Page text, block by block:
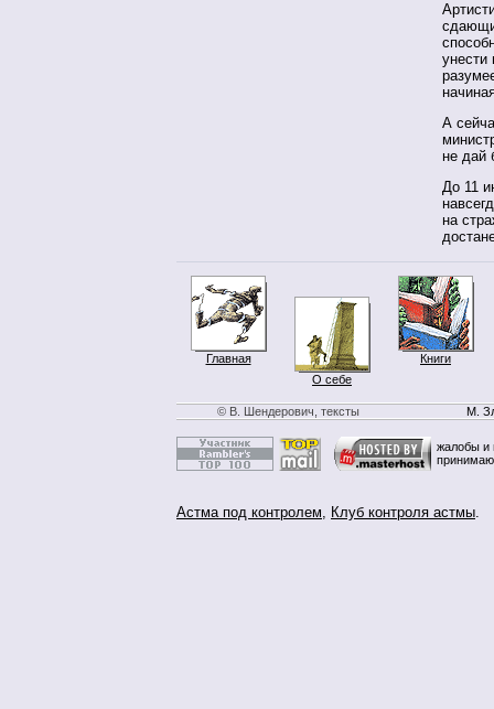
А
не дай
До 11
на
Главная
О себе
Книги
© В. Шендерович, тексты М.
жалобы и
Астма под контролем, Клуб контроля астмы.